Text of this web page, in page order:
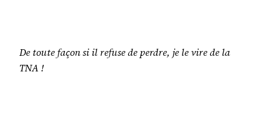
De toute façon si il refuse de perdre, je le vire de la
TNA !